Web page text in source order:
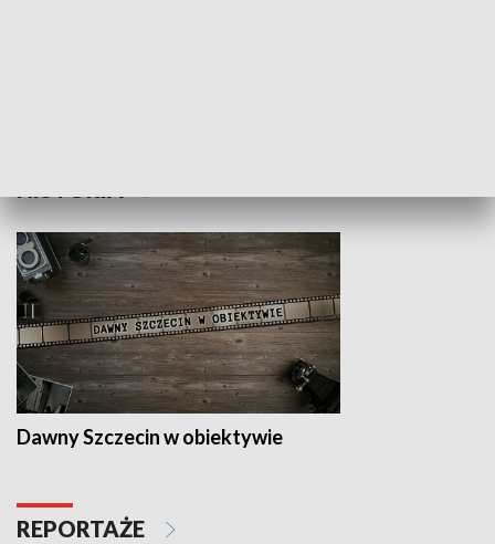
Dawny Szczecin w obiektywie
REPORTAŻE